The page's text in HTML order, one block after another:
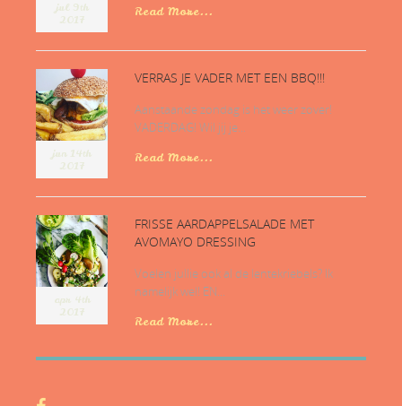
jul 9th
2017
Read More...
jun 14th
2017
VERRAS JE VADER MET EEN BBQ!!!
Aanstaande zondag is het weer zover!
VADERDAG! Wil jij je...
Read More...
apr 4th
2017
FRISSE AARDAPPELSALADE MET
AVOMAYO DRESSING
Voelen jullie ook al de lentekriebels? Ik
namelijk wel! EN...
Read More...